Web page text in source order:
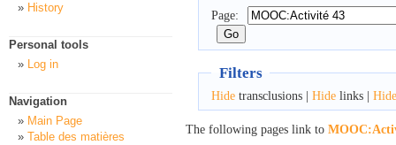
Page:
Filters
Hidetransclusions | Hidelinks | Hide
The following pages link to
History
Personal tools
Log in
Navigation
Main Page
Table des matières